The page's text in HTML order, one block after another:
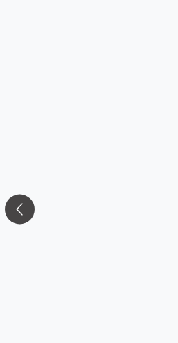
Få tillgång till alla